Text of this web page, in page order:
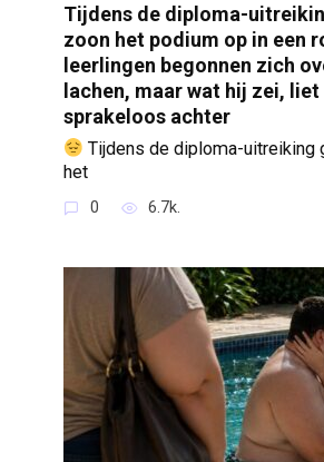
Tijdens de diploma-
zoon het podium op in een
leerlingen begonnen zich
lachen, maar wat hij zei, liet
sprakeloos achter
Tijdens de diploma-uitreiking
het
0 6.7k.